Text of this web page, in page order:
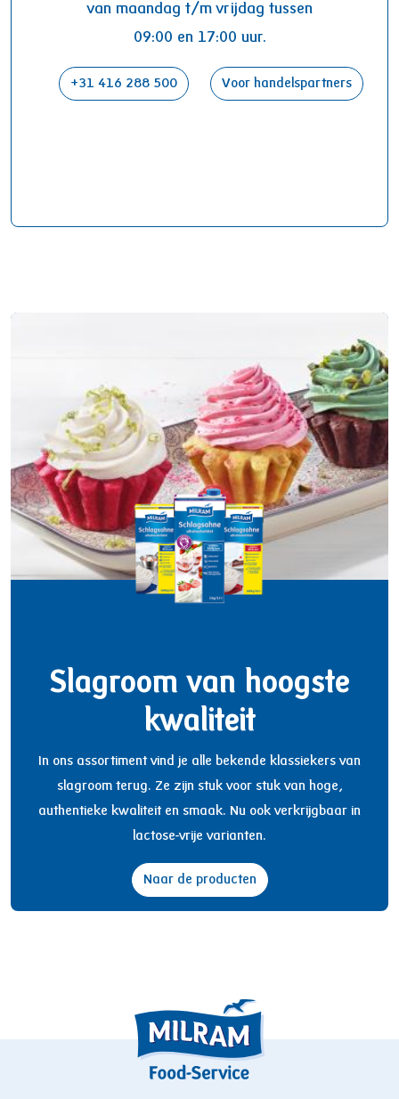
van maandag t/m vrijdag tussen
09:00 en 17:00 uur.
+31 416 288 500 Voor handelspartners
Slagroom van hoogste
kwaliteit
In ons assortiment vind je alle bekende klassiekers van
slagroom terug. Ze zijn stuk voor stuk van hoge,
authentieke kwaliteit en smaak. Nu ook verkrijgbaar in
lactose-vrije varianten.
Naar de producten